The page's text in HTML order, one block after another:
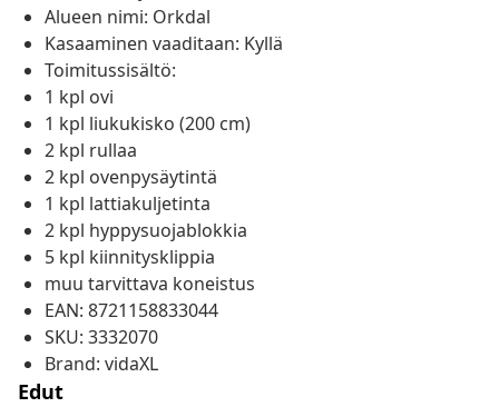
Alueen nimi: Orkdal
Kasaaminen vaaditaan: Kyllä
Toimitussisältö:
1 kpl ovi
1 kpl liukukisko (200 cm)
2 kpl rullaa
2 kpl ovenpysäytintä
1 kpl lattiakuljetinta
2 kpl hyppysuojablokkia
5 kpl kiinnitysklippia
muu tarvittava koneistus
EAN: 8721158833044
SKU: 3332070
Brand: vidaXL
Edut